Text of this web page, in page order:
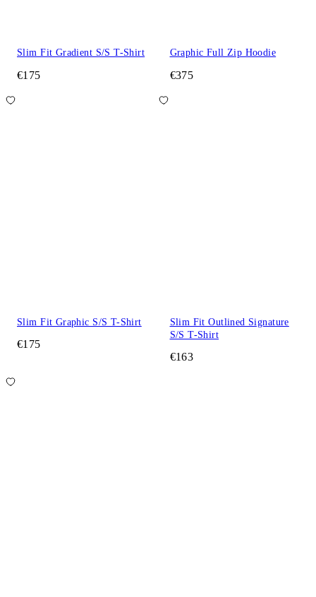
Slim Fit Gradient S/S T-Shirt
€175
Graphic Full Zip Hoodie
€375
Slim Fit Graphic S/S T-Shirt
€175
Slim Fit Outlined Signature
S/S T-Shirt
€163